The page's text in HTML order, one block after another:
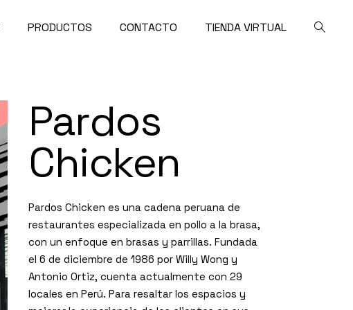
PRODUCTOS CONTACTO TIENDA VIRTUAL
Pardos
Chicken
Pardos Chicken es una cadena peruana de
restaurantes especializada en pollo a la brasa,
con un enfoque en brasas y parrillas. Fundada
el 6 de diciembre de 1986 por Willy Wong y
Antonio Ortiz, cuenta actualmente con 29
locales en Perú. Para resaltar los espacios y